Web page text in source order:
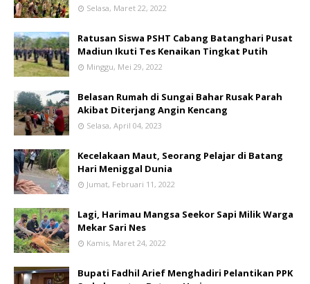
Selasa, Maret 22, 2022
Ratusan Siswa PSHT Cabang Batanghari Pusat
Madiun Ikuti Tes Kenaikan Tingkat Putih
Minggu, Mei 29, 2022
Belasan Rumah di Sungai Bahar Rusak Parah
Akibat Diterjang Angin Kencang
Selasa, April 04, 2023
Kecelakaan Maut, Seorang Pelajar di Batang
Hari Meniggal Dunia
Jumat, Februari 11, 2022
Lagi, Harimau Mangsa Seekor Sapi Milik Warga
Mekar Sari Nes
Kamis, Maret 24, 2022
Bupati Fadhil Arief Menghadiri Pelantikan PPK